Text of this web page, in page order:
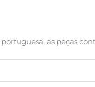
as peças